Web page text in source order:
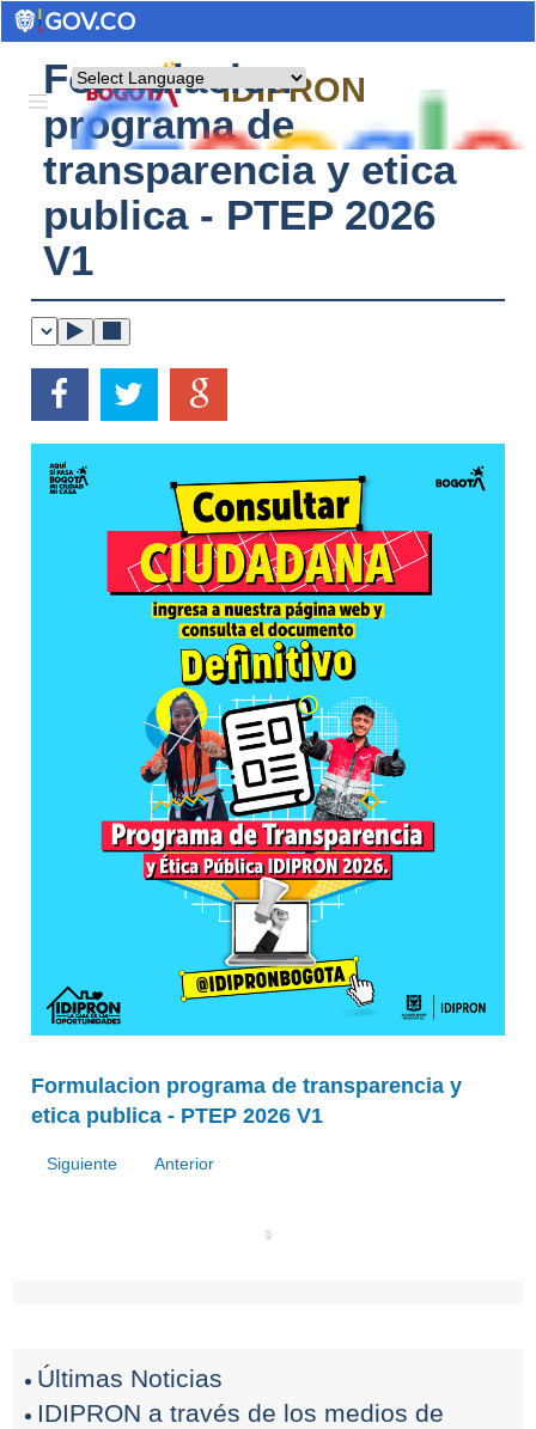
Powered by
IDIPRON
Formulacion
programa de
transparencia y etica
publica - PTEP 2026
V1
Formulacion programa de transparencia y
etica publica - PTEP 2026 V1
Siguiente Anterior
‹
›
Últimas Noticias
IDIPRON a través de los medios de